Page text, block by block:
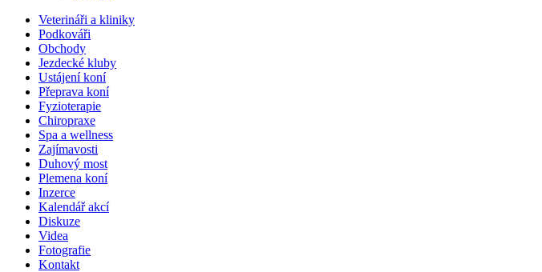
Veterináři a kliniky
Podkováři
Obchody
Jezdecké kluby
Ustájení koní
Přeprava koní
Fyzioterapie
Chiropraxe
Spa a wellness
Zajímavosti
Duhový most
Plemena koní
Inzerce
Kalendář akcí
Diskuze
Videa
Fotografie
Kontakt